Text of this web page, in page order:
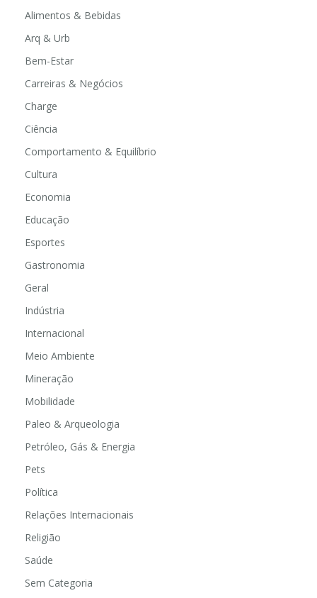
Alimentos & Bebidas
Arq & Urb
Bem-Estar
Carreiras & Negócios
Charge
Ciência
Comportamento & Equilíbrio
Cultura
Economia
Educação
Esportes
Gastronomia
Geral
Indústria
Internacional
Meio Ambiente
Mineração
Mobilidade
Paleo & Arqueologia
Petróleo, Gás & Energia
Pets
Política
Relações Internacionais
Religião
Saúde
Sem Categoria